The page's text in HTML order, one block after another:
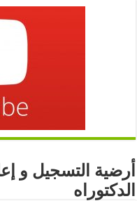
أرضية التسجيل و
الدكتوراه